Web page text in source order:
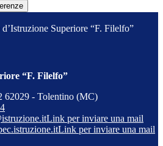
Superiore “F. Filelfo”
“F. Filelfo”
62029 - Tolentino (MC)
Link per inviare una mail
Link per inviare una mail